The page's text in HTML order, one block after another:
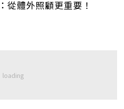
從體外照顧更重要！